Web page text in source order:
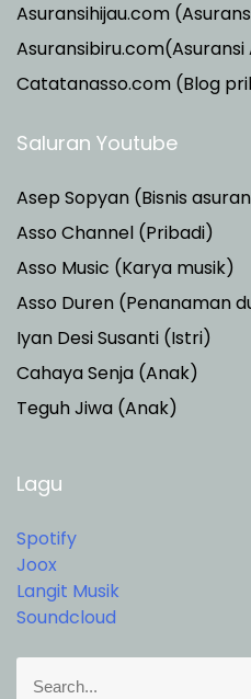
Asuransihijau.com
Catatanasso.com (Blog
Saluran Youtube
Asep Sopyan (Bisnis
Asso Channel (Pribadi)
Asso Music (Karya musik)
Asso Duren (Penanaman
Iyan Desi Susanti (Istri)
Cahaya Senja (Anak)
Teguh Jiwa (Anak)
Lagu
Spotify
Joox
Langit Musik
Soundcloud